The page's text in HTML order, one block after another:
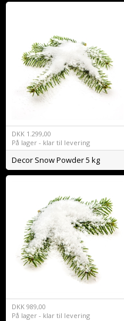
DKK 1.299,00
På lager - klar til levering
Decor Snow Powder 5 kg
DKK 989,00
På lager - klar til levering